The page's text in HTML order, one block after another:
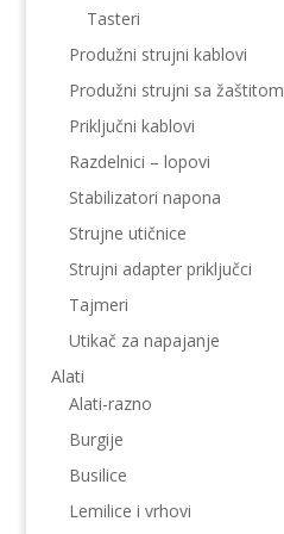
Tasteri
Produžni strujni kablovi
Produžni strujni sa žaštitom
Priključni kablovi
Razdelnici – lopovi
Stabilizatori napona
Strujne utičnice
Strujni adapter priključci
Tajmeri
Utikač za napajanje
Alati
Alati-razno
Burgije
Busilice
Lemilice i vrhovi